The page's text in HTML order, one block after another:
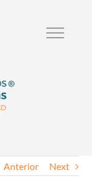
Anterior Next